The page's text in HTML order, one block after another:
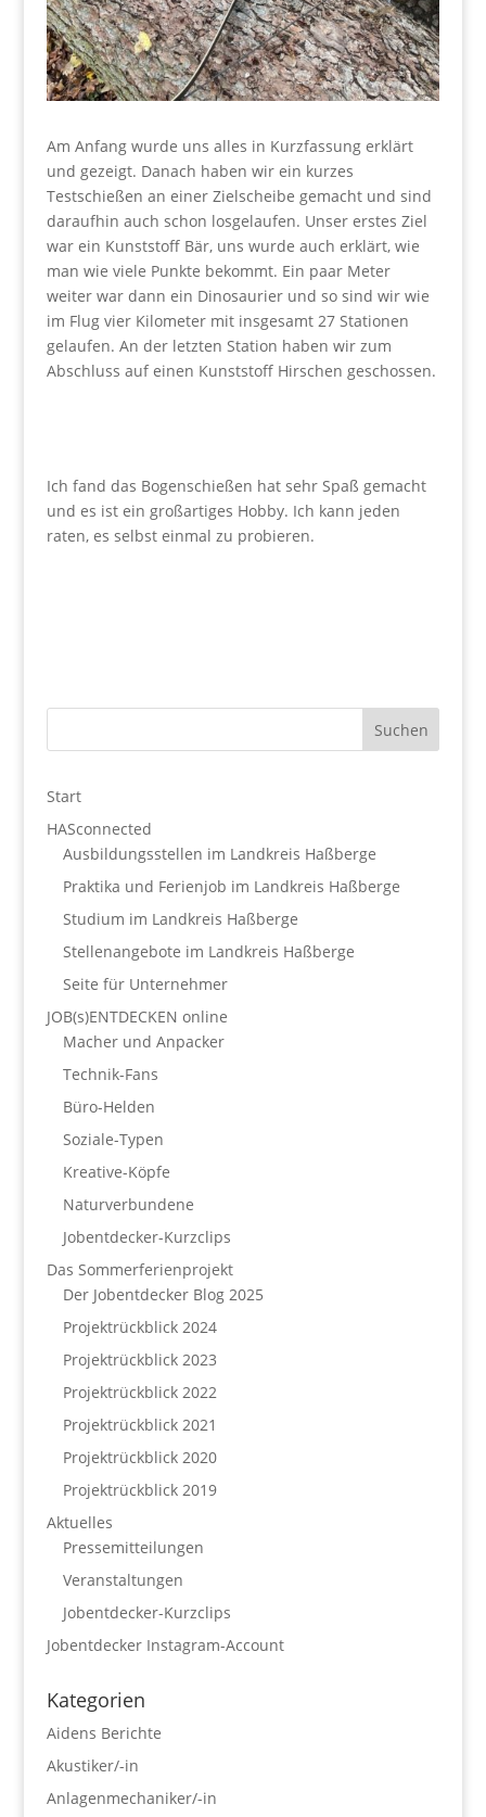
Am Anfang wurde uns alles in Kurzfassung erklärt
und gezeigt. Danach haben wir ein kurzes
Testschießen an einer Zielscheibe gemacht und sind
daraufhin auch schon losgelaufen. Unser erstes Ziel
war ein Kunststoff Bär, uns wurde auch erklärt, wie
man wie viele Punkte bekommt. Ein paar Meter
weiter war dann ein Dinosaurier und so sind wir wie
im Flug vier Kilometer mit insgesamt 27 Stationen
gelaufen. An der letzten Station haben wir zum
Abschluss auf einen Kunststoff Hirschen geschossen.
Ich fand das Bogenschießen hat sehr Spaß gemacht
und es ist ein großartiges Hobby. Ich kann jeden
raten, es selbst einmal zu probieren.
Start
HASconnected
Ausbildungsstellen im Landkreis Haßberge
Praktika und Ferienjob im Landkreis Haßberge
Studium im Landkreis Haßberge
Stellenangebote im Landkreis Haßberge
Seite für Unternehmer
JOB(s)ENTDECKEN online
Macher und Anpacker
Technik-Fans
Büro-Helden
Soziale-Typen
Kreative-Köpfe
Naturverbundene
Jobentdecker-Kurzclips
Das Sommerferienprojekt
Der Jobentdecker Blog 2025
Projektrückblick 2024
Projektrückblick 2023
Projektrückblick 2022
Projektrückblick 2021
Projektrückblick 2020
Projektrückblick 2019
Aktuelles
Pressemitteilungen
Veranstaltungen
Jobentdecker-Kurzclips
Jobentdecker Instagram-Account
Kategorien
Aidens Berichte
Akustiker/-in
Anlagenmechaniker/-in